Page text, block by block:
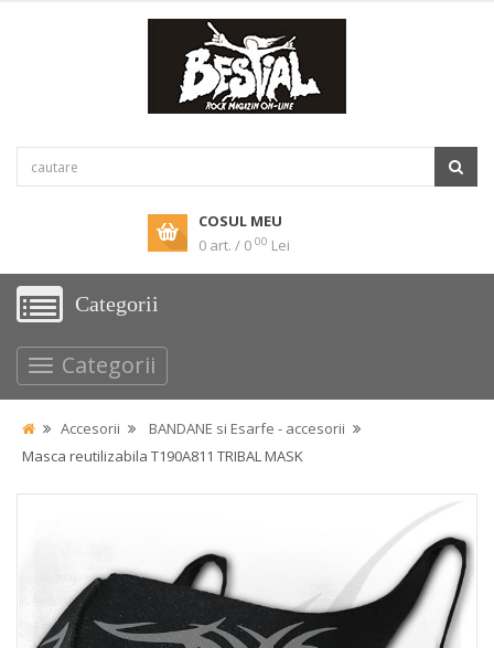
COSUL MEU
0 art. / 0 00 Lei
Categorii
Categorii
Accesorii
BANDANE si Esarfe - accesorii
Masca reutilizabila T190A811 TRIBAL MASK